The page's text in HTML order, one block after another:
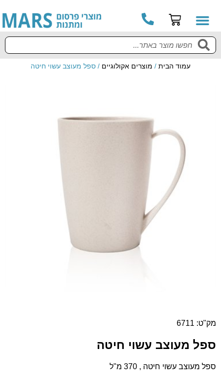
עמוד הבית / מוצרים אקולוגיים / ספל מעוצב עשוי חיטה
מק"ט: 6711
ספל מעוצב עשוי חיטה
ספל מעוצב עשוי חיטה , 370 מ"ל